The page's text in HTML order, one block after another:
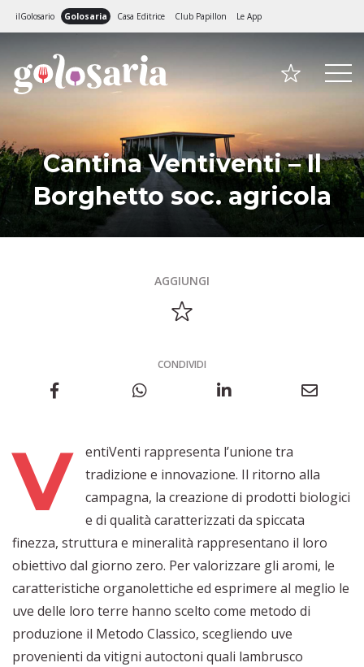
ilGolosario Golosaria Casa Editrice Club Papillon Le App
Cantina Ventiventi – Il
Borghetto soc. agricola
AGGIUNGI
CONDIVIDI
V
entiVenti rappresenta l’unione tra
tradizione e innovazione. Il ritorno alla
campagna, la creazione di prodotti biologici
e di qualità caratterizzati da spiccata
finezza, struttura e mineralità rappresentano il loro
obiettivo dal giorno zero. Per valorizzare gli aromi, le
caratteristiche organolettiche ed esprimere al meglio le
uve delle loro terre hanno scelto come metodo di
produzione il Metodo Classico, scegliendo uve
provenienti da vitigni autoctoni quali lambrusco